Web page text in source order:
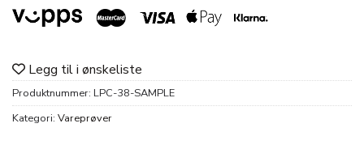
Legg til i ønskeliste
Produktnummer: LPC-38-SAMPLE
Kategori: Vareprøver